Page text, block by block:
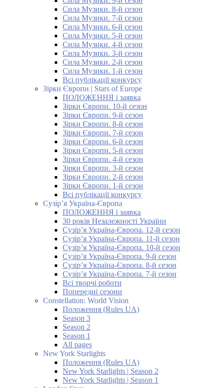
Сила Музики. 8-й сезон
Сила Музики. 7-й сезон
Сила Музики. 6-й сезон
Сила Музики. 5-й сезон
Сила Музики. 4-й сезон
Сила Музики. 3-й сезон
Сила Музики. 2-й сезон
Сила Музики. 1-й сезон
Всі публікації конкурсу
Зірки Європи | Stars of Europe
ПОЛОЖЕННЯ і заявка
Зірки Європи. 10-й сезон
Зірки Європи. 9-й сезон
Зірки Європи. 8-й сезон
Зірки Європи. 7-й сезон
Зірки Європи. 6-й сезон
Зірки Європи. 5-й сезон
Зірки Європи. 4-й сезон
Зірки Європи. 3-й сезон
Зірки Європи. 2-й сезон
Зірки Європи. 1-й сезон
Всі публікації конкурсу
Сузір’я Україна-Європа
ПОЛОЖЕННЯ і заявка
30 років Незалежності України
Сузір’я Україна-Європа. 12-й сезон
Сузір’я Україна-Європа. 11-й сезон
Сузір’я Україна-Європа. 10-й сезон
Сузір’я Україна-Європа. 9-й сезон
Сузір’я Україна-Європа. 8-й сезон
Сузір’я Україна-Європа. 7-й сезон
Всі творчі роботи
Попередні сезони
Constellation: World Vision
Положення (Rules UA)
Season 3
Season 2
Season 1
All pages
New York Starlights
Положення (Rules UA)
New York Starlights | Season 2
New York Starlights | Season 1